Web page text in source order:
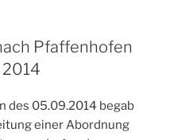
Pfaffenhofen
des 05.09.2014 begab
einer Abordnung